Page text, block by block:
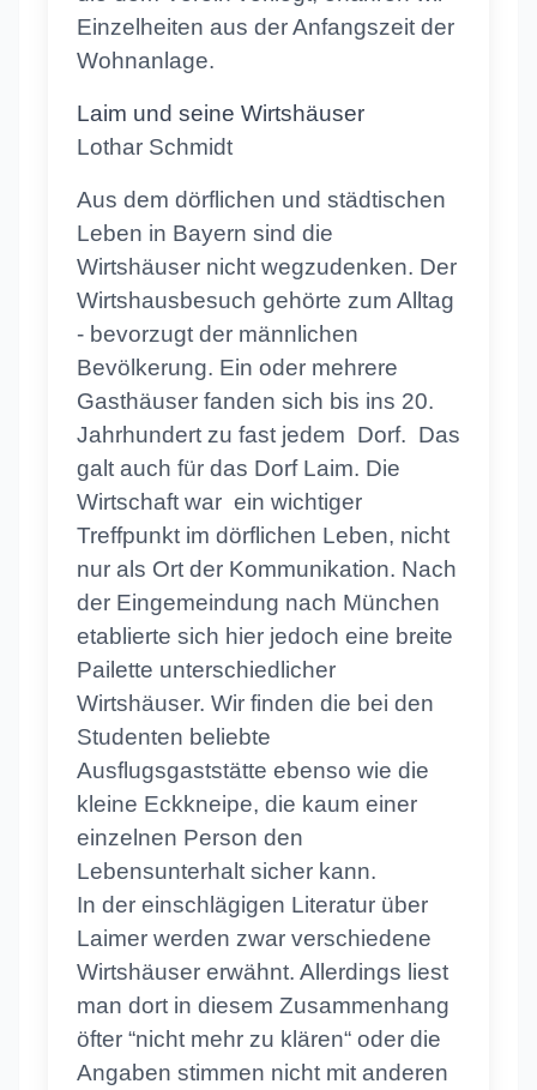
Einzelheiten aus der Anfangszeit der
Wohnanlage.
Laim und seine Wirtshäuser
Lothar Schmidt
Aus dem dörflichen und städtischen
Leben in Bayern sind die
Wirtshäuser nicht wegzudenken. Der
Wirtshausbesuch gehörte zum Alltag
- bevorzugt der männlichen
Bevölkerung. Ein oder mehrere
Gasthäuser fanden sich bis ins 20.
Jahrhundert zu fast jedem Dorf. Das
galt auch für das Dorf Laim. Die
Wirtschaft war ein wichtiger
Treffpunkt im dörflichen Leben, nicht
nur als Ort der Kommunikation. Nach
der Eingemeindung nach München
etablierte sich hier jedoch eine breite
Pailette unterschiedlicher
Wirtshäuser. Wir finden die bei den
Studenten beliebte
Ausflugsgaststätte ebenso wie die
kleine Eckkneipe, die kaum einer
einzelnen Person den
Lebensunterhalt sicher kann.
In der einschlägigen Literatur über
Laimer werden zwar verschiedene
Wirtshäuser erwähnt. Allerdings liest
man dort in diesem Zusammenhang
öfter “nicht mehr zu klären“ oder die
Angaben stimmen nicht mit anderen